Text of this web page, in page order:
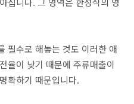
필수로 해놓는 것도 이러한 애
율이 낮기 때문에 주류매출이
확하기 때문입니다.